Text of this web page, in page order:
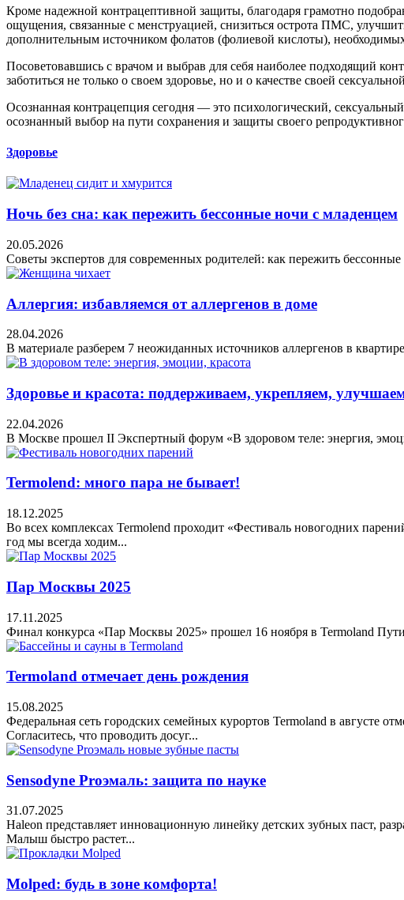
Кроме надежной контрацептивной защиты, благодаря грамотно
ощущения, связанные с менструацией, снизиться острота ПМС,
дополнительным источником фолатов (фолиевой кислоты),
Посоветовавшись с врачом и выбрав для себя наиболее подходящий
заботиться не только о своем здоровье, но и о качестве своей
Осознанная контрацепция сегодня — это психологический,
осознанный выбор на пути сохранения и защиты своего
Здоровье
Ночь без сна: как пережить бессонные ночи с младенцем
20.05.2026
Советы экспертов для современных родителей: как пережить
Аллергия: избавляемся от аллергенов в доме
28.04.2026
В материале разберем 7 неожиданных источников аллергенов в
Здоровье и красота: поддерживаем, укрепляем,
22.04.2026
В Москве прошел II Экспертный форум «В здоровом теле: энергия,
Termolend: много пара не бывает!
18.12.2025
Во всех комплексах Termolend проходит «Фестиваль новогодних
год мы всегда ходим...
Пар Москвы 2025
17.11.2025
Финал конкурса «Пар Москвы 2025» прошел 16 ноября в Termoland
Termoland отмечает день рождения
15.08.2025
Федеральная сеть городских семейных курортов Termoland в августе
Согласитесь, что проводить досуг...
Sensodyne Proэмаль: защита по науке
31.07.2025
Haleon представляет инновационную линейку детских зубных паст,
Малыш быстро растет...
Molped: будь в зоне комфорта!